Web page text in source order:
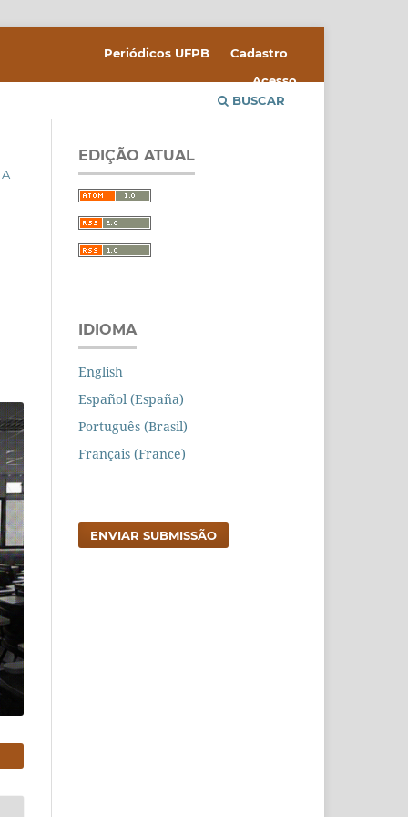
BUSCAR
Periódicos UFPB
Cadastro
Acesso
EDIÇÃO ATUAL
IDIOMA
English
Español (España)
Português (Brasil)
Français (France)
ENVIAR SUBMISSÃO